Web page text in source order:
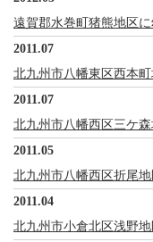
遠賀郡水巻町猪熊地区
2011.07
北九州市八幡東区西本
2011.07
北九州市八幡西区三ケ
2011.05
北九州市八幡西区折尾
2011.04
北九州市小倉北区浅野